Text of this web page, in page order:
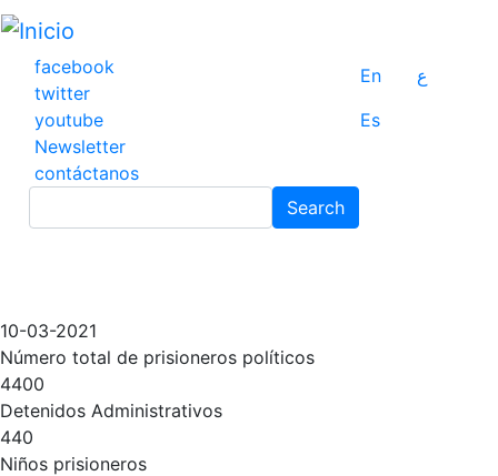
Pasar
contenido
principal
facebook
twitter
youtube
Newsletter
contáctanos
En
ع
Es
Search
10-03-2021
Número total de prisioneros políticos
4400
Detenidos Administrativos
440
Niños prisioneros